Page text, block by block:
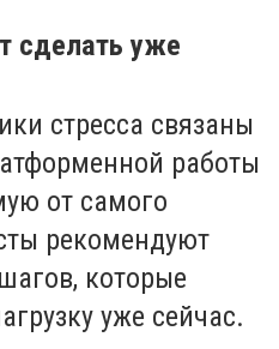
сделать уже
стресса связаны
работы
от самого
рекомендуют
которые
уже сейчас.